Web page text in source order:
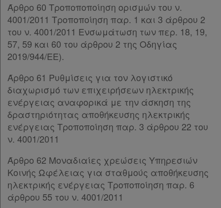
Παρ.7
Παρ.8
Παρ.9
Παρ.10
Παρ.11
Παρ.13
Παρ.14
Παρ.15
Άρθρο 29 [-]
Παρ.1
Παρ.3
Άρθρο 30 [-]
Παρ.1
Παρ.2
Άρθρο 60 Τροποποποίηση ορισμών του ν.
4001/2011 Τροποποίηση παρ. 1 και 3 άρθρου 2
του ν. 4001/2011 Ενσωμάτωση των περ. 18, 19,
57, 59 και 60 του άρθρου 2 της Οδηγίας
2019/944/ΕΕ).
Άρθρο 61 Ρυθμίσεις για τον λογιστικό
διαχωρισμό των επιχειρήσεων ηλεκτρικής
ενέργειας αναφορικά με την άσκηση της
δραστηριότητας αποθήκευσης ηλεκτρικής
ενέργειας Τροποποίηση παρ. 3 άρθρου 22 του
ν. 4001/2011
Άρθρο 62 Μοναδιαίες χρεώσεις Υπηρεσιών
Κοινής Ωφέλειας για σταθμούς αποθήκευσης
ηλεκτρικής ενέργειας Τροποποίηση παρ. 6
άρθρου 55 του ν. 4001/2011